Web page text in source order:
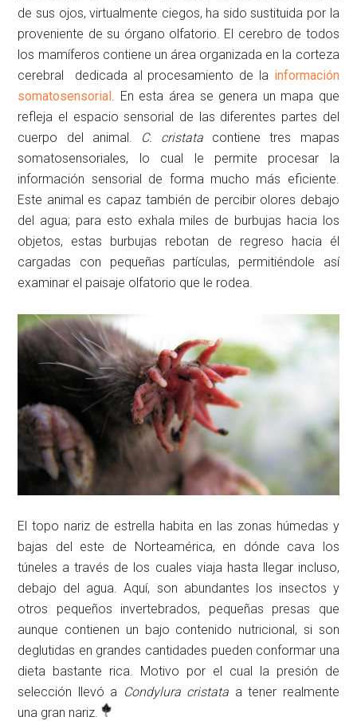
de sus ojos, virtualmente ciegos, ha sido sustituida por la
proveniente de su órgano olfatorio. El cerebro de todos
los mamíferos contiene un área organizada en la corteza
cerebral dedicada al procesamiento de la información
somatosensorial. En esta área se genera un mapa que
refleja el espacio sensorial de las diferentes partes del
cuerpo del animal.
C. cristata contiene tres mapas
somatosensoriales, lo cual le permite procesar la
información sensorial de forma mucho más eficiente.
Este animal es capaz también de percibir olores debajo
del agua; para esto exhala miles de burbujas hacia los
objetos, estas burbujas rebotan de regreso hacia él
cargadas con pequeñas partículas, permitiéndole así
examinar el paisaje olfatorio que le rodea.
El topo nariz de estrella habita en las zonas húmedas y
bajas del este de Norteamérica, en dónde cava los
túneles a través de los cuales viaja hasta llegar incluso,
debajo del agua. Aquí, son abundantes los insectos y
otros pequeños invertebrados, pequeñas presas que
aunque contienen un bajo contenido nutricional, si son
deglutidas en grandes cantidades pueden conformar una
dieta bastante rica. Motivo por el cual la presión de
selección llevó a Condylura cristata a tener realmente
una gran nariz.